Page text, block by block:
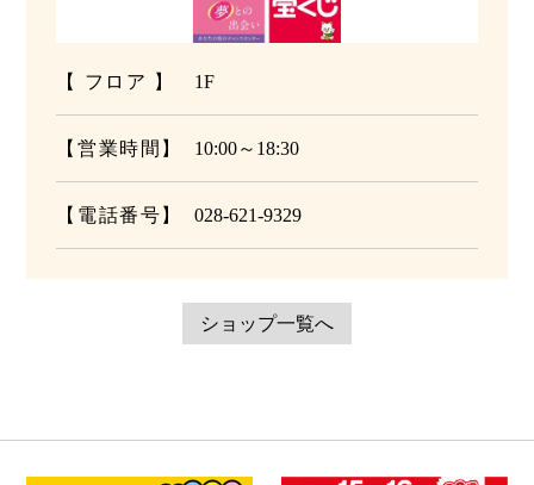
【 フロア 】 1F
【営業時間】 10:00～18:30
【電話番号】 028-621-9329
ショップ一覧へ